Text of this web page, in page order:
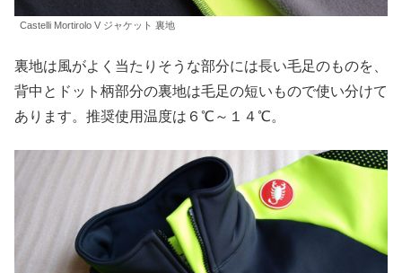
Castelli Mortirolo V ジャケット 裏地
裏地は風がよく当たりそうな部分には長い毛足のものを、
背中とドット柄部分の裏地は毛足の短いもので使い分けて
あります。推奨使用温度は６℃～１４℃。